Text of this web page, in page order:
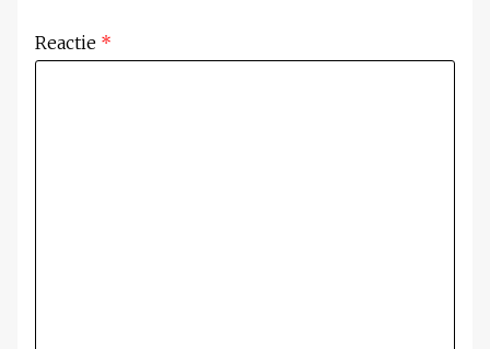
Reactie *